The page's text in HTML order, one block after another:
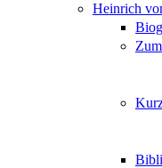
Heinrich